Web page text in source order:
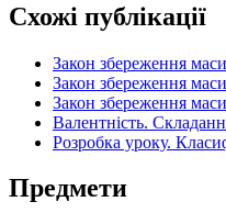
Схожі публікації
Закон збереження
Закон збереження
Закон збереження
Валентність.
Розробка уроку.
Предмети